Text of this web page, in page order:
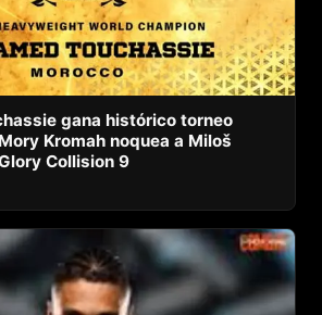
gana histórico torneo
Kromah noquea a Miloš
Collision 9